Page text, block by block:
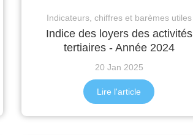
Indicateurs, chiffres et barèmes utiles
Indice des loyers des activités
tertiaires - Année 2024
20 Jan 2025
Lire l'article